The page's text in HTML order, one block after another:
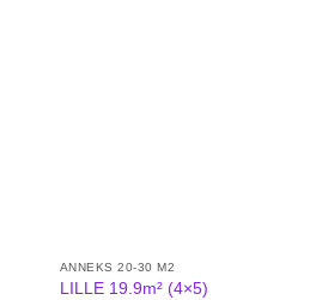
ANNEKS 20-30 M2
LILLE 19.9m² (4×5)